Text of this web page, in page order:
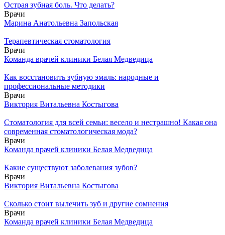
Острая зубная боль. Что делать?
Врачи
Марина Анатольевна Запольская
Терапевтическая стоматология
Врачи
Команда врачей клиники Белая Медведица
Как восстановить зубную эмаль: народные и
профессиональные методики
Врачи
Виктория Витальевна Костыгова
Стоматология для всей семьи: весело и нестрашно! Какая она
современная стоматологическая мода?
Врачи
Команда врачей клиники Белая Медведица
Какие существуют заболевания зубов?
Врачи
Виктория Витальевна Костыгова
Сколько стоит вылечить зуб и другие сомнения
Врачи
Команда врачей клиники Белая Медведица